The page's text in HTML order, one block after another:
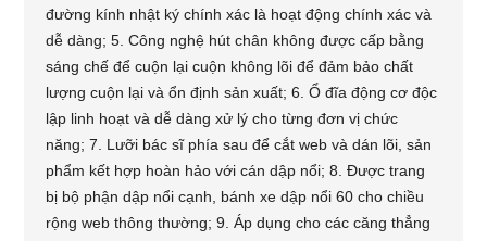
đường kính nhật ký chính xác là hoạt động chính xác và
dễ dàng; 5. Công nghệ hút chân không được cấp bằng
sáng chế để cuộn lại cuộn không lõi để đảm bảo chất
lượng cuộn lại và ổn định sản xuất; 6. Ổ đĩa động cơ độc
lập linh hoạt và dễ dàng xử lý cho từng đơn vị chức
năng; 7. Lưỡi bác sĩ phía sau để cắt web và dán lõi, sản
phẩm kết hợp hoàn hảo với cán dập nổi; 8. Được trang
bị bộ phận dập nổi cạnh, bánh xe dập nổi 60 cho chiều
rộng web thông thường; 9. Áp dụng cho các căng thẳng